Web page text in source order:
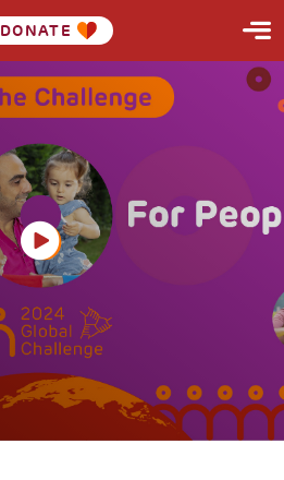
DONATE